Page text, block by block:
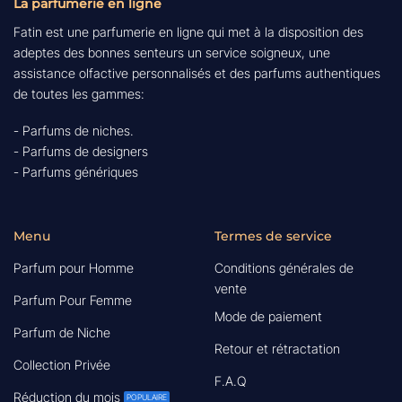
La parfumerie en ligne
Fatin est une parfumerie en ligne qui met à la disposition des
adeptes des bonnes senteurs un service soigneux, une
assistance olfactive personnalisés et des parfums authentiques
de toutes les gammes:
- Parfums de niches.
- Parfums de designers
- Parfums génériques
Menu
Parfum pour Homme
Parfum Pour Femme
Parfum de Niche
Collection Privée
Réduction du mois
Termes de service
Conditions générales de
vente
Mode de paiement
Retour et rétractation
F.A.Q